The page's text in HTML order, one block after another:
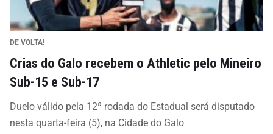
DE VOLTA!
Crias do Galo recebem o Athletic pelo Mineiro
Sub-15 e Sub-17
Duelo válido pela 12ª rodada do Estadual será disputado
nesta quarta-feira (5), na Cidade do Galo